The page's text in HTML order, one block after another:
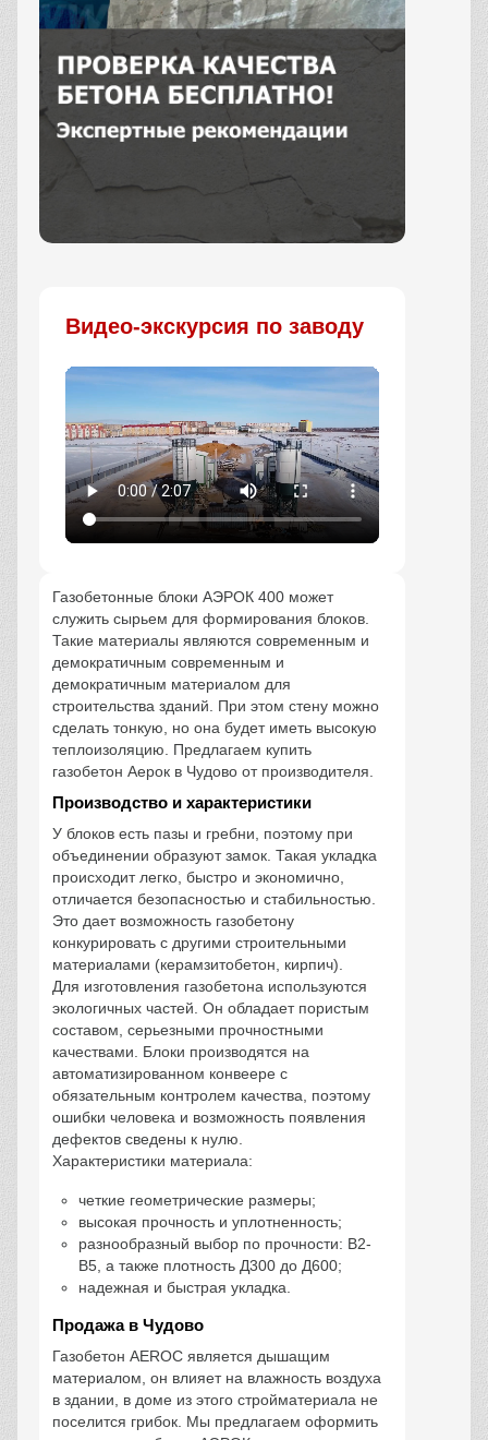
Видео-экскурсия по заводу
Газобетонные блоки АЭРОК 400 может
служить сырьем для формирования блоков.
Такие материалы являются современным и
демократичным современным и
демократичным материалом для
строительства зданий. При этом стену можно
сделать тонкую, но она будет иметь высокую
теплоизоляцию. Предлагаем купить
газобетон Аерок в Чудово от производителя.
Производство и характеристики
У блоков есть пазы и гребни, поэтому при
объединении образуют замок. Такая укладка
происходит легко, быстро и экономично,
отличается безопасностью и стабильностью.
Это дает возможность газобетону
конкурировать с другими строительными
материалами (керамзитобетон, кирпич).
Для изготовления газобетона используются
экологичных частей. Он обладает пористым
составом, серьезными прочностными
качествами. Блоки производятся на
автоматизированном конвеере с
обязательным контролем качества, поэтому
ошибки человека и возможность появления
дефектов сведены к нулю.
Характеристики материала:
четкие геометрические размеры;
высокая прочность и уплотненность;
разнообразный выбор по прочности: В2-
В5, а также плотность Д300 до Д600;
надежная и быстрая укладка.
Продажа в Чудово
Газобетон AEROC является дышащим
материалом, он влияет на влажность воздуха
в здании, в доме из этого стройматериала не
поселится грибок. Мы предлагаем оформить